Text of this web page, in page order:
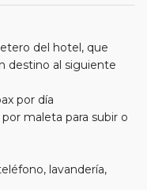
del hotel, que
destino al siguiente
por día
maleta para subir o
lavandería,